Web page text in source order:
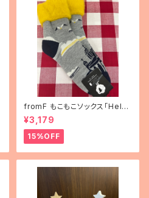
fromF もこもこソックス「Helsi
nki（ヘルシンキ）」
¥3,179
15%OFF